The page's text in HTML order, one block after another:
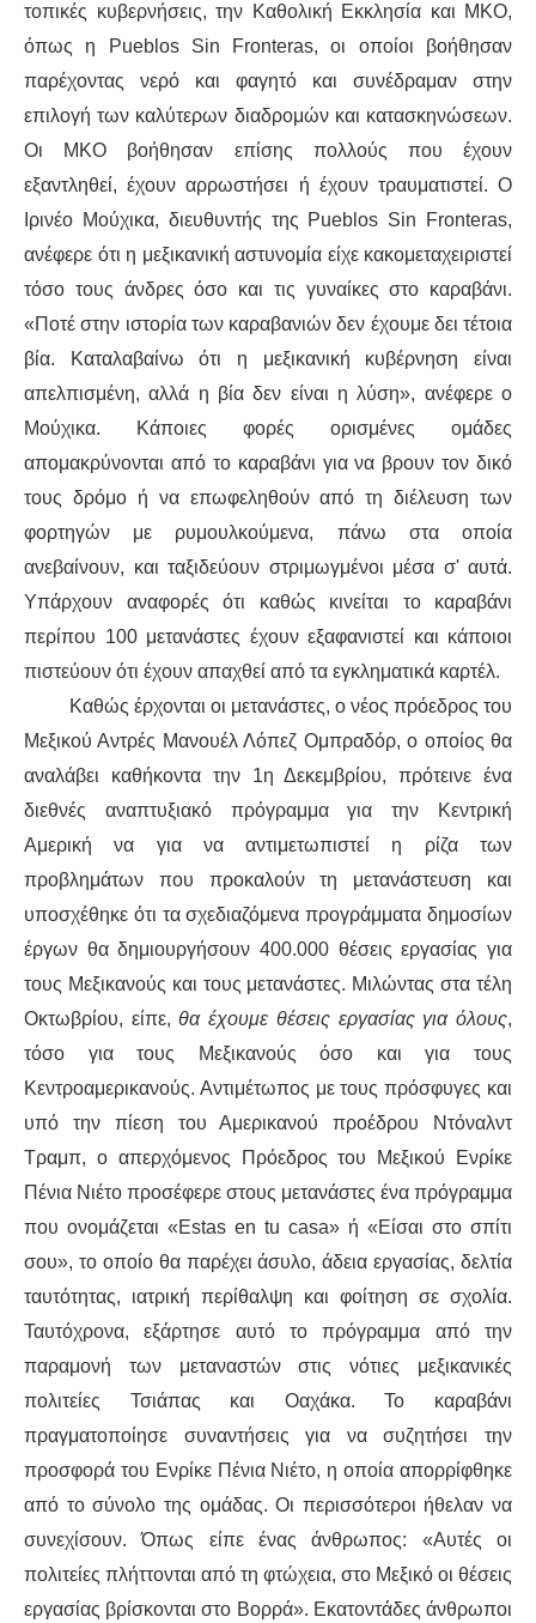
τοπικές κυβερνήσεις, την Καθολική Εκκλησία και ΜΚΟ,
όπως η Pueblos Sin Fronteras, οι οποίοι βοήθησαν
παρέχοντας νερό και φαγητό και συνέδραμαν στην
επιλογή των καλύτερων διαδρομών και κατασκηνώσεων.
Οι ΜΚΟ βοήθησαν επίσης πολλούς που έχουν
εξαντληθεί, έχουν αρρωστήσει ή έχουν τραυματιστεί. Ο
Ιρινέο Μούχικα, διευθυντής της Pueblos Sin Fronteras,
ανέφερε ότι η μεξικανική αστυνομία είχε κακομεταχειριστεί
τόσο τους άνδρες όσο και τις γυναίκες στο καραβάνι.
«Ποτέ στην ιστορία των καραβανιών δεν έχουμε δει τέτοια
βία. Καταλαβαίνω ότι η μεξικανική κυβέρνηση είναι
απελπισμένη, αλλά η βία δεν είναι η λύση», ανέφερεο
Μούχικα. Κάποιες φορές ορισμένες ομάδες
απομακρύνονται από το καραβάνι για να βρουν τον δικό
τους δρόμο ή να επωφεληθούν από τη διέλευση των
φορτηγών με ρυμουλκούμενα, πάνω στα οποία
ανεβαίνουν, και ταξιδεύουν στριμωγμένοι μέσα σ' αυτά.
Υπάρχουν αναφορές ότι καθώς κινείται το καραβάνι
περίπου 100 μετανάστες έχουν εξαφανιστεί και κάποιοι
πιστεύουν ότι έχουν απαχθεί από τα εγκληματικά καρτέλ.
Καθώς έρχονται οι μετανάστες, ο νέος πρόεδρος του
Μεξικού Αντρές Μανουέλ Λόπεζ Ομπραδόρ, ο οποίος θα
αναλάβει καθήκοντα την 1η Δεκεμβρίου, πρότεινε ένα
διεθνές αναπτυξιακό πρόγραμμα για την Κεντρική
Αμερική να για να αντιμετωπιστεί η ρίζα των
προβλημάτων που προκαλούντη μετανάστευση και
υποσχέθηκε ότι τασχεδιαζόμενα προγράμματα δημοσίων
έργων θα δημιουργήσουν 400.000 θέσεις εργασίας για
τους Μεξικανούς και τους μετανάστες. Μιλώντας στα τέλη
Οκτωβρίου, είπε,θα έχουμε θέσεις εργασίας για όλους,
τόσο για τους Μεξικανούς όσο και για τους
Κεντροαμερικανούς. Αντιμέτωπος με τους πρόσφυγες και
υπό την πίεση τουΑμερικανού προέδρου Ντόναλντ
Τραμπ, ο απερχόμενος Πρόεδρος του Μεξικού
Ενρίκε
Πένια Νιέτο προσέφερε στους μετανάστες ένα πρόγραμμα
που ονομάζεται «Estas en tu casa» ή «Είσαι στο σπίτι
σου», το οποίο θα παρέχει άσυλο,άδεια εργασίας, δελτία
ταυτότητας, ιατρική περίθαλψη και φοίτηση σε σχολία.
Ταυτόχρονα,εξάρτησε αυτό τοπρόγραμμα
από την
παραμονή των μεταναστώνστις νότιες μεξικανικές
πολιτείες Τσιάπας και Οαχάκα. Το καραβάνι
πραγματοποίησε συναντήσεις για να συζητήσει την
προσφορά του Ενρίκε Πένια Νιέτο, η οποία απορρίφθηκε
από το σύνολο της ομάδας. Οι περισσότεροι ήθελαν να
συνεχίσουν. Όπως είπε ένας άνθρωπος: «Αυτές οι
πολιτείες πλήττονται από τη φτώχεια, στο Μεξικό οι θέσεις
εργασίας βρίσκονται στο Βορρά». Εκατοντάδεςάνθρωποι